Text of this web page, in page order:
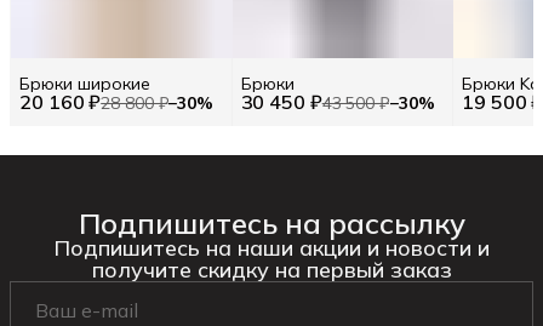
20 160 ₽28 800 ₽−30%
Брюки широкие
30 450 ₽43 500 ₽−30%
Брюки
19 500 ₽
Брюки
Подпишитесь на рассылку
Подпишитесь на наши акции и новости и
получите скидку на первый заказ